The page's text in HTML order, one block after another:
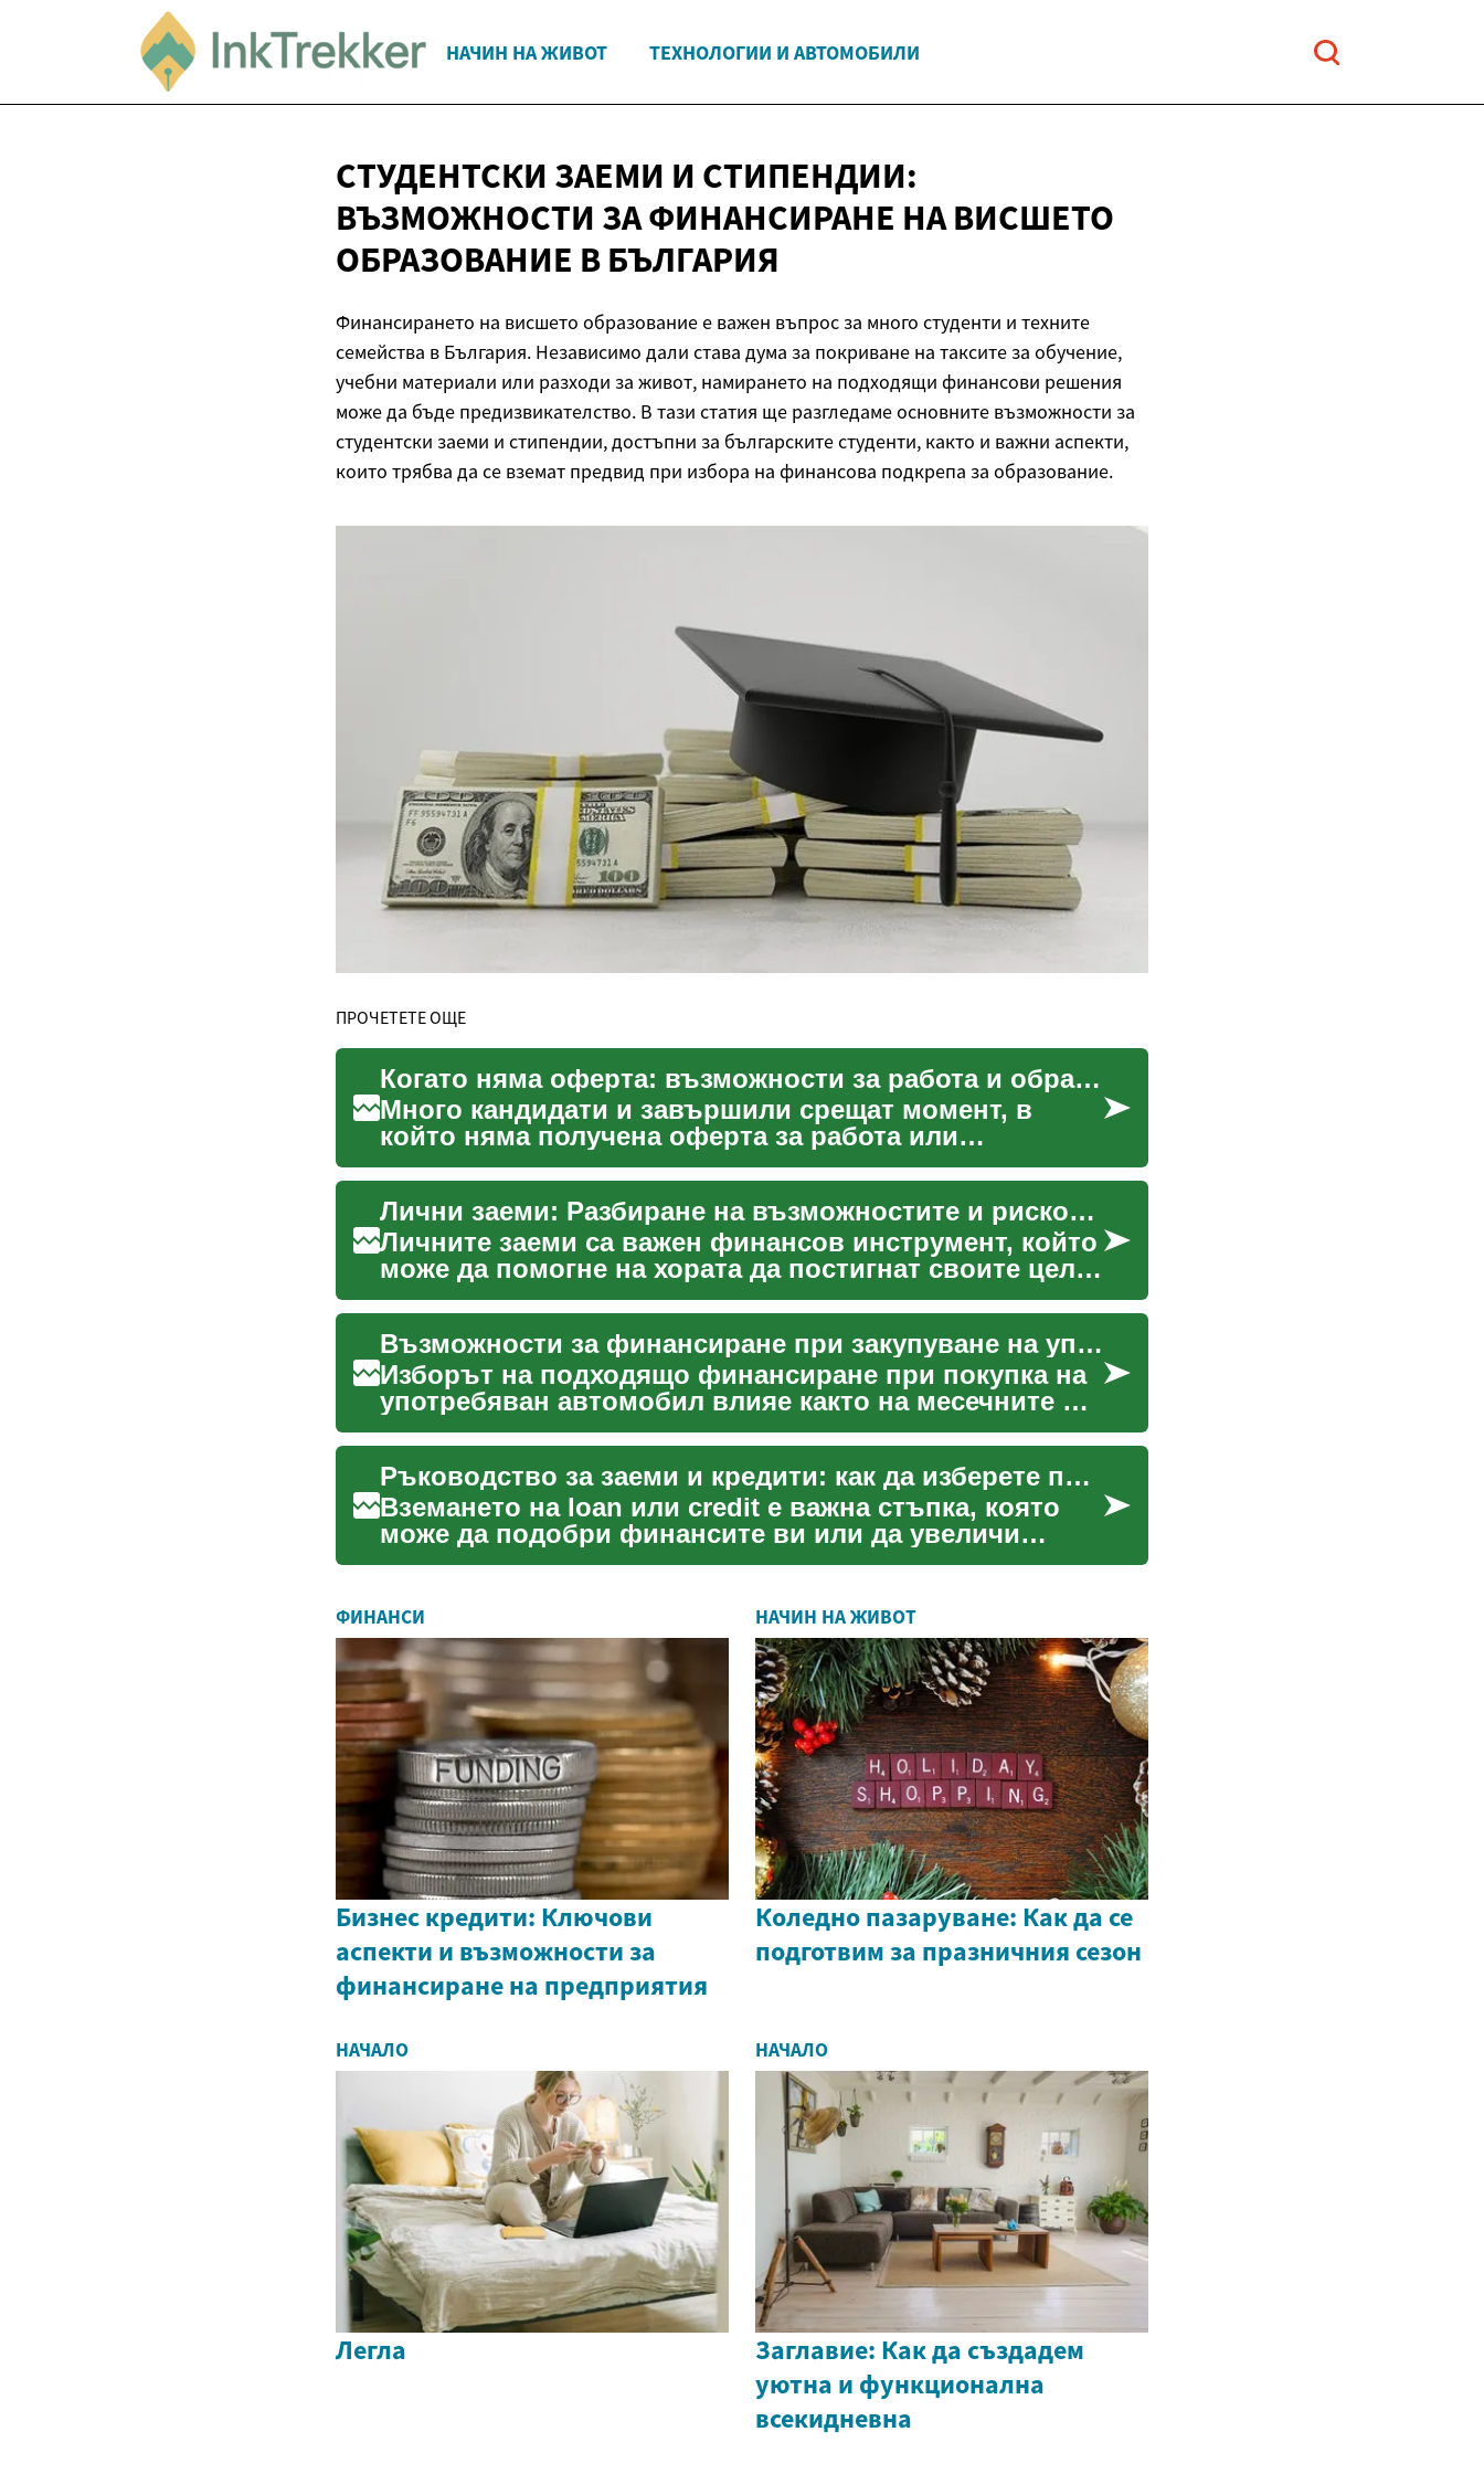
НАЧИН НА ЖИВОТ ТЕХНОЛОГИИ И АВТОМОБИЛИ
СТУДЕНТСКИ ЗАЕМИ И СТИПЕНДИИ:
ВЪЗМОЖНОСТИ ЗА ФИНАНСИРАНЕ НА ВИСШЕТО
ОБРАЗОВАНИЕ В БЪЛГАРИЯ
Финансирането на висшето образование е важен въпрос за много студенти и техните
семейства в България. Независимо дали става дума за покриване на таксите за обучение,
учебни материали или разходи за живот, намирането на подходящи финансови решения
може да бъде предизвикателство. В тази статия ще разгледаме основните възможности за
студентски заеми и стипендии, достъпни за българските студенти, както и важни аспекти,
които трябва да се вземат предвид при избора на финансова подкрепа за образование.
ПРОЧЕТЕТЕ ОЩЕ
Когато няма оферта: възможности за работа и образование
Много кандидати и завършили срещат момент, в
който няма получена оферта за работа или
продължаващо образование. Тази ...
Лични заеми: Разбиране на възможностите и рисковете
Личните заеми са важен финансов инструмент, който
може да помогне на хората да постигнат своите цели
или да преодолея...
Възможности за финансиране при закупуване на употребяван автомобил
Изборът на подходящо финансиране при покупка на
употребяван автомобил влияе както на месечните ви
разходи, така и на ...
Ръководство за заеми и кредити: как да изберете правилно
Вземането на loan или credit е важна стъпка, която
може да подобри финансите ви или да увеличи
дълговото натоварване,...
ФИНАНСИ
Бизнес кредити: Ключови
аспекти и възможности за
финансиране на предприятия
НАЧИН НА ЖИВОТ
Коледно пазаруване: Как да се
подготвим за празничния сезон
НАЧАЛО
Легла
НАЧАЛО
Заглавие: Как да създадем
уютна и функционална
всекидневна